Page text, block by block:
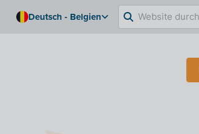
Deutsch - Belgien